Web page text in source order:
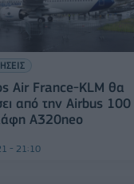
Air France-KLM θα
από την Airbus 100
A320neo
- 21:10